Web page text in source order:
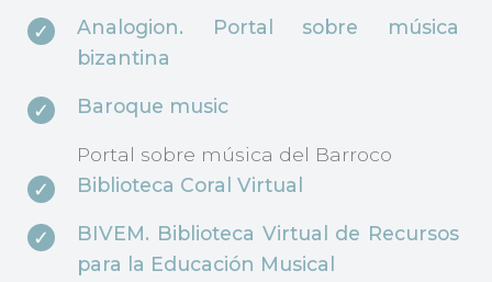
Analogion. Portal sobre música
bizantina
Baroque music
Portal sobre música del Barroco
Biblioteca Coral Virtual
BIVEM. Biblioteca Virtual de Recursos
para la Educación Musical